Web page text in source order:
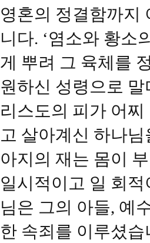
영혼의 정결함까지
니다. ‘염소와 황소
게 뿌려 그 육체를
원하신 성령으로
리스도의 피가 어
고 살아계신 하나
아지의 재는 몸이
일시적이고 일 회
님은 그의 아들, 예
한 속죄를 이루셨